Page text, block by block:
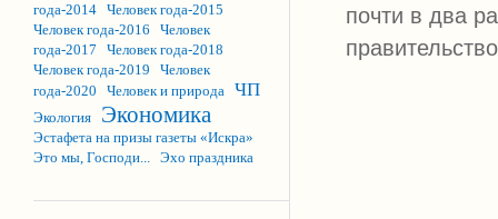
года-2014 Человек года-2015
Человек года-2016
Человек
года-2017
Человек года-2018
Человек года-2019
Человек
года-2020
Человек и природа ЧП
Экология Экономика
Эстафета на призы газеты «Искра»
Это мы, Господи... Эхо праздника
почти в два